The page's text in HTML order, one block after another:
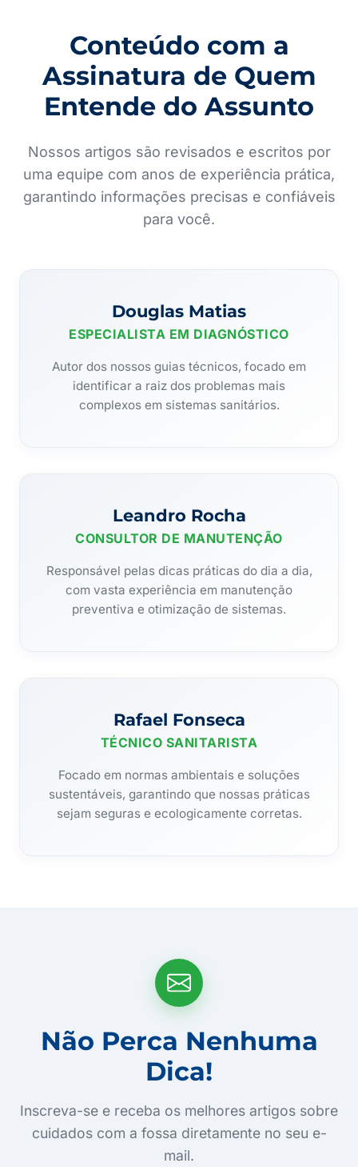
Conteúdo com a
Assinatura de Quem
Entende do Assunto
Nossos artigos são revisados e escritos por
uma equipe com anos de experiência prática,
garantindo informações precisas e confiáveis
para você.
Douglas Matias
ESPECIALISTA EM DIAGNÓSTICO
Autor dos nossos guias técnicos, focado em
identificar a raiz dos problemas mais
complexos em sistemas sanitários.
Leandro Rocha
CONSULTOR DE MANUTENÇÃO
Responsável pelas dicas práticas do dia a dia,
com vasta experiência em manutenção
preventiva e otimização de sistemas.
Rafael Fonseca
TÉCNICO SANITARISTA
Focado em normas ambientais e soluções
sustentáveis, garantindo que nossas práticas
sejam seguras e ecologicamente corretas.
Não Perca Nenhuma
Dica!
Inscreva-se e receba os melhores artigos sobre
cuidados com a fossa diretamente no seu e-
mail.